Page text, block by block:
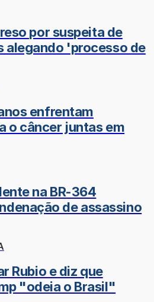
por suspeita de
alegando 'processo de
enfrentam
o câncer juntas em
na BR-364
de assassino
Rubio e diz que
"odeia o Brasil"